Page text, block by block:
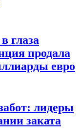
глаза
продала
евро
лидеры
заката